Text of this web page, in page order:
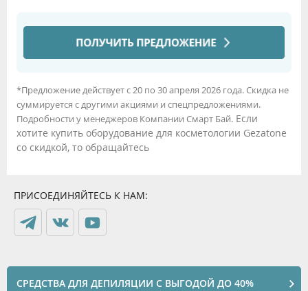
*Предложение действует с 20 по 30 апреля 2026 года. Скидка не
суммируется с другими акциями и спецпредложениями.
Подробности у менеджеров Компании Смарт Бай. Если
хотите купить оборудование для косметологии Gezatone
со скидкой, то обращайтесь
ПРИСОЕДИНЯЙТЕСЬ К НАМ:
СРЕДСТВА ДЛЯ ДЕПИЛЯЦИИ С ВЫГОДОЙ ДО 40%